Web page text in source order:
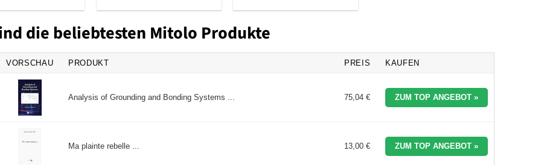
die beliebtesten Mitolo Produkte
VORSCHAU PRODUKT PREIS KAUFEN
Analysis of Grounding and Bonding Systems ... 75,04 € ZUM TOP ANGEBOT »
Ma plainte rebelle ... 13,00 € ZUM TOP ANGEBOT »